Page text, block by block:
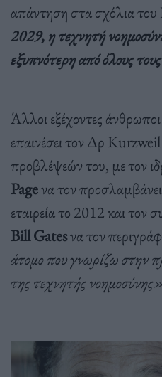
απάντηση στα σχόλια
2029, η τεχνητή
εξυπνότερη από όλους
Άλλοι εξέχοντες
επαινέσει τον Δρ
προβλέψεών του, με τον
Pageνα τον
εταιρεία το 2012 και
Bill Gatesνα τον
άτομο που γνωρίζω στην
της τεχνητής νοημοσύνης»